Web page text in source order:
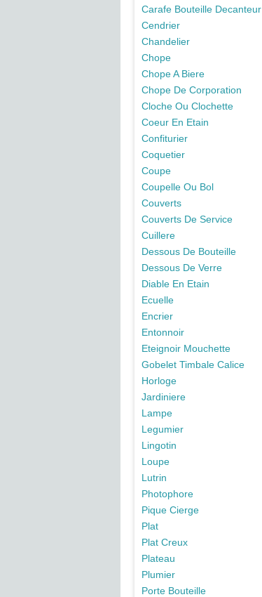
Carafe Bouteille Decanteur
Cendrier
Chandelier
Chope
Chope A Biere
Chope De Corporation
Cloche Ou Clochette
Coeur En Etain
Confiturier
Coquetier
Coupe
Coupelle Ou Bol
Couverts
Couverts De Service
Cuillere
Dessous De Bouteille
Dessous De Verre
Diable En Etain
Ecuelle
Encrier
Entonnoir
Eteignoir Mouchette
Gobelet Timbale Calice
Horloge
Jardiniere
Lampe
Legumier
Lingotin
Loupe
Lutrin
Photophore
Pique Cierge
Plat
Plat Creux
Plateau
Plumier
Porte Bouteille